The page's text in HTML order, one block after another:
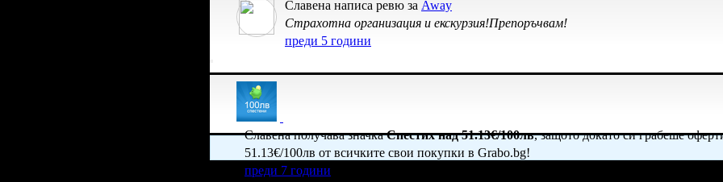
Славена написа ревю за Away
Страхотна организация и екскурзия!Препоръчвам!
преди 5 години
Славена получава значкаСпестих над 51.13€/100лв, защото докато си грабеше
51.13€/100лв от всичките свои покупки в Grabo.bg!
преди 7 години